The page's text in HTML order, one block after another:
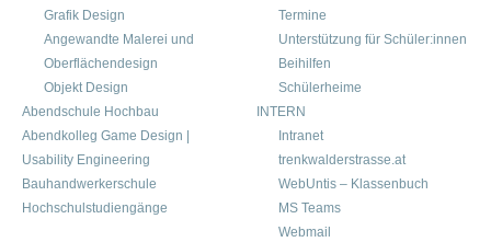
Grafik Design
Angewandte Malerei und
Oberflächendesign
Objekt Design
Abendschule Hochbau
Abendkolleg Game Design |
Usability Engineering
Bauhandwerkerschule
Hochschulstudiengänge
Termine
Unterstützung für Schüler:innen
Beihilfen
Schülerheime
INTERN
Intranet
trenkwalderstrasse.at
WebUntis – Klassenbuch
MS Teams
Webmail